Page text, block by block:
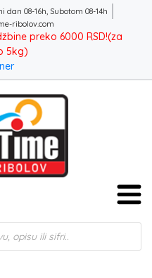
dan 08-16h, Subotom 08-14h
ribolov.com
preko 6000 RSD!(za
5kg)